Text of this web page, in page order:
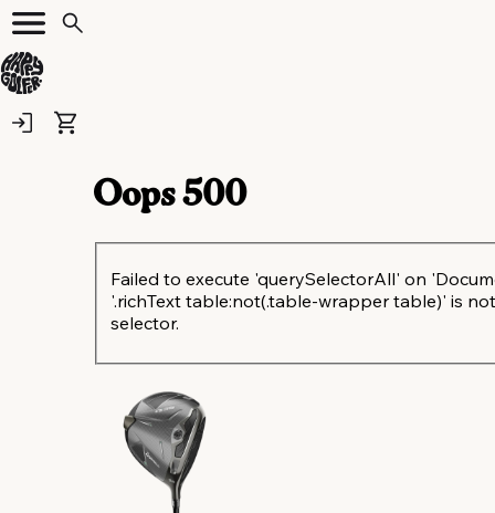
Oops500
Failed to execute 'querySelectorAll' on
'.richText table:not(.table-wrapper table)' is
selector.